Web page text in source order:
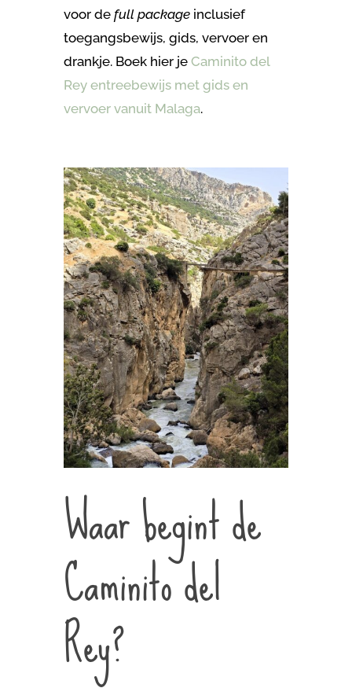
voor de full packageinclusief
toegangsbewijs, gids, vervoer en
drankje. Boek hier je Caminito del
Rey entreebewijs met gids en
vervoer vanuit Malaga.
Waar begint de
Caminito del
Rey?